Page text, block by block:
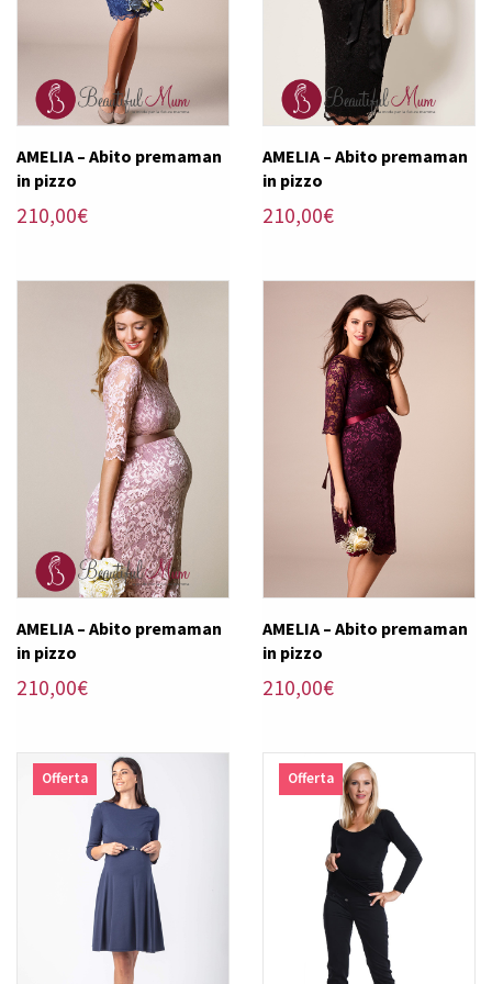
AMELIA – Abito premaman
in pizzo
210,00€
AMELIA – Abito premaman
in pizzo
210,00€
AMELIA – Abito premaman
in pizzo
210,00€
AMELIA – Abito premaman
in pizzo
210,00€
Offerta Offerta